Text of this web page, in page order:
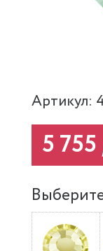
Артикул:
5 755